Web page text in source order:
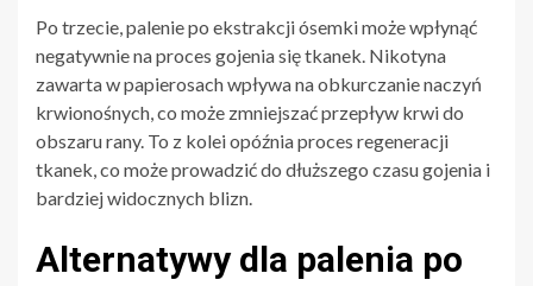
Po trzecie, palenie po ekstrakcji ósemki może wpłynąć
negatywnie na proces gojenia się tkanek. Nikotyna
zawarta w papierosach wpływa na obkurczanie naczyń
krwionośnych, co może zmniejszać przepływ krwi do
obszaru rany. To z kolei opóźnia proces regeneracji
tkanek, co może prowadzić do dłuższego czasu gojenia i
bardziej widocznych blizn.
Alternatywy dla palenia po